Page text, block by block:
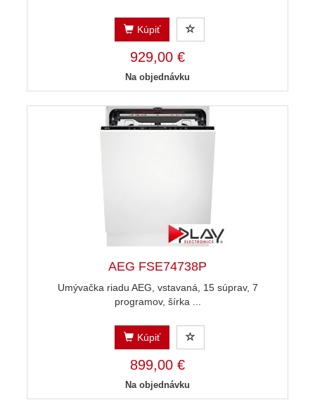
Kúpiť
929,00 €
Na objednávku
AEG FSE74738P
Umývačka riadu AEG, vstavaná, 15 súprav, 7
programov, šírka ...
Kúpiť
899,00 €
Na objednávku